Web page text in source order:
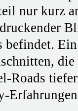
nur kurz
befindet.
Roads